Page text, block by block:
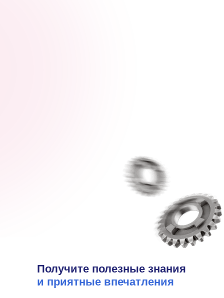
Получите полезные знания
и приятные впечатления